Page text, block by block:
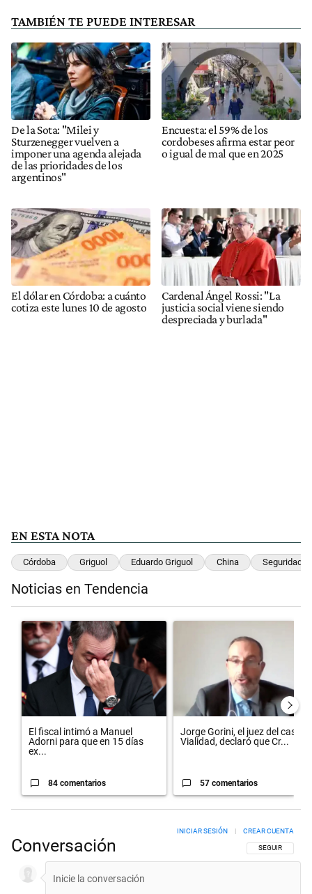
TAMBIÉN TE PUEDE INTERESAR
De la Sota: "Milei y
Sturzenegger vuelven a
imponer una agenda alejada
de las prioridades de los
argentinos"
Encuesta: el 59% de los
cordobeses afirma estar peor
o igual de mal que en 2025
El dólar en Córdoba: a cuánto
cotiza este lunes 10 de agosto
Cardenal Ángel Rossi: "La
justicia social viene siendo
despreciada y burlada"
EN ESTA NOTA
Córdoba Griguol Eduardo Griguol China Seguridad
Noticias en Tendencia
Un artículo de tendencia con el título "El fiscal intimó a Manuel
El fiscal intimó a Manuel
Adorni para que en 15 días
ex...
84 comentarios
Un artículo de tendencia con el
Jorge Gorini, el juez del caso
Vialidad, declaró que Cr...
57 comentarios
Conversación SIGA ESTA
SEGUIR
INICIAR SESIÓN | CREAR CUENTA